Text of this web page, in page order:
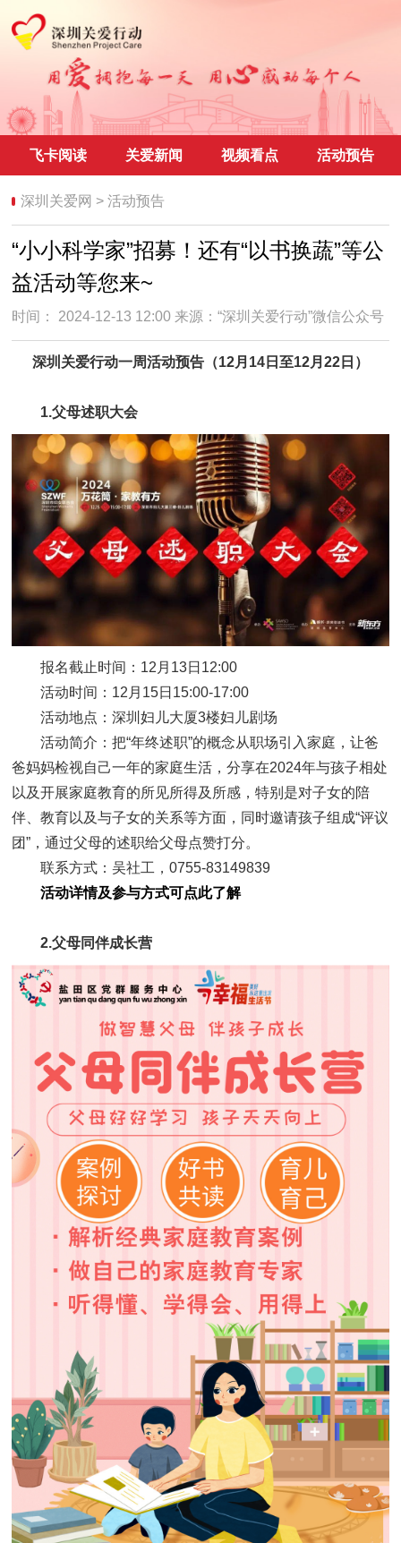
飞卡阅读 关爱新闻 视频看点 活动预告
深圳关爱网 >活动预告
“小小科学家”招募！还有“以书换蔬”等公
益活动等您来~
时间： 2024-12-13 12:00 来源：“深圳关爱行动”微信公众号
深圳关爱行动一周活动预告（12月14日至12月22日）
1.父母述职大会
报名截止时间：12月13日12:00
活动时间：12月15日15:00-17:00
活动地点：深圳妇儿大厦3楼妇儿剧场
活动简介：把“年终述职”的概念从职场引入家庭，让爸
爸妈妈检视自己一年的家庭生活，分享在2024年与孩子相处
以及开展家庭教育的所见所得及所感，特别是对子女的陪
伴、教育以及与子女的关系等方面，同时邀请孩子组成“评议
团”，通过父母的述职给父母点赞打分。
联系方式：吴社工，0755-83149839
活动详情及参与方式可点此了解
2.父母同伴成长营